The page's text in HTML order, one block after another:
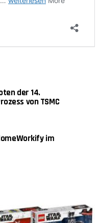
der 14.
von TSMC
im